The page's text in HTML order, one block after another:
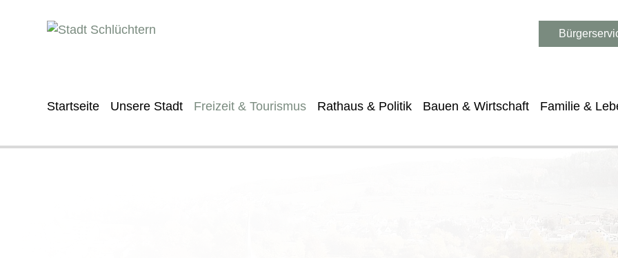
Startseite Unsere Stadt Freizeit & Tourismus Rathaus & Politik Bauen & Wirtschaft Familie &